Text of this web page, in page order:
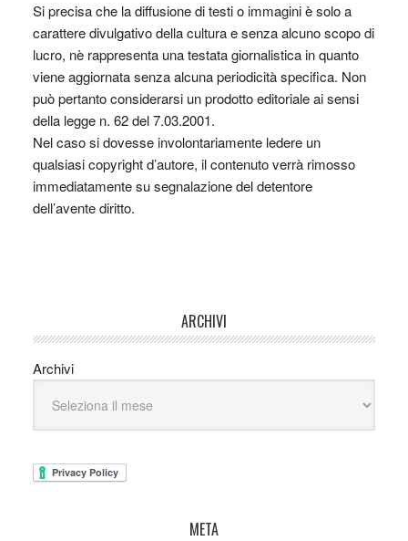
Si precisa che la diffusione di testi o immagini è solo a
carattere divulgativo della cultura e senza alcuno scopo di
lucro, nè rappresenta una testata giornalistica in quanto
viene aggiornata senza alcuna periodicità specifica. Non
può pertanto considerarsi un prodotto editoriale ai sensi
della legge n. 62 del 7.03.2001.
Nel caso si dovesse involontariamente ledere un
qualsiasi copyright d’autore, il contenuto verrà rimosso
immediatamente su segnalazione del detentore
dell’avente diritto.
ARCHIVI
Archivi
META